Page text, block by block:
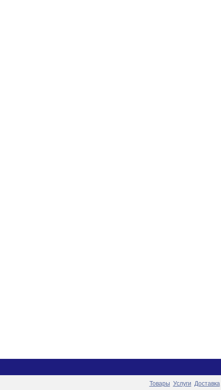
Товары Услуги Доставка